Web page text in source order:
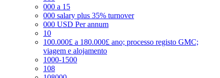
000 a 15
000 salary plus 35% turnover
000 USD Per annum
10
100.000£ a 180.000£ ano; processo registo GMC;
viagem e alojamento
1000-1500
108